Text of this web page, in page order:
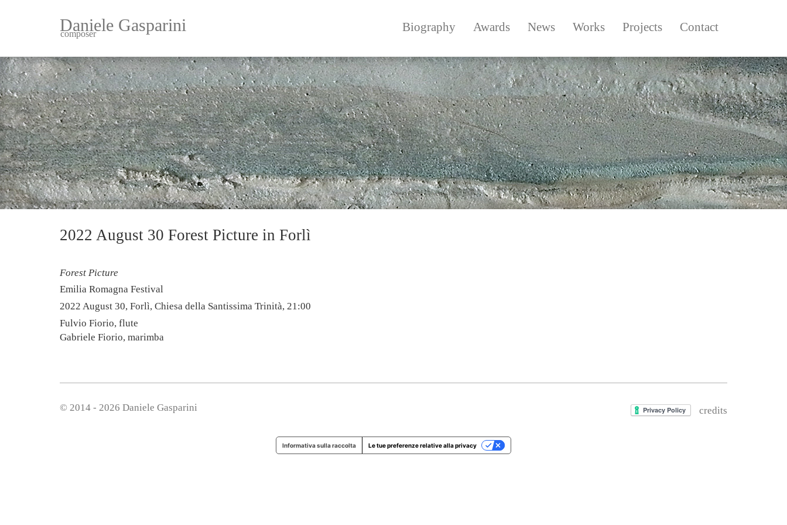
Daniele Gasparini
composer Biography Awards News Works Projects Contact
2022 August 30 Forest Picture in Forlì
Forest Picture
Emilia Romagna Festival
2022 August 30, Forlì, Chiesa della Santissima Trinità, 21:00
Fulvio Fiorio, flute
Gabriele Fiorio, marimba
credits
© 2014 - 2026 Daniele Gasparini
Informativa sulla raccolta Le tue preferenze relative alla privacy